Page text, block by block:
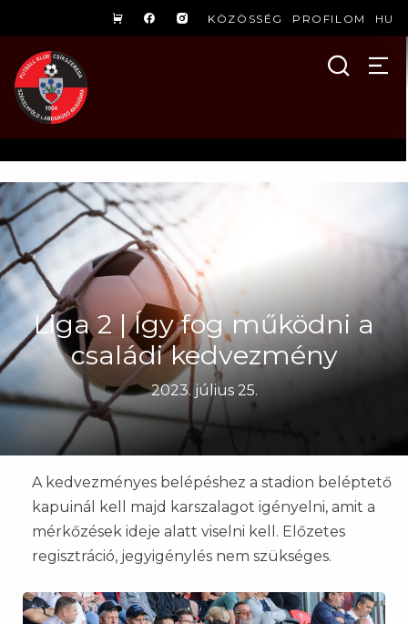
KÖZÖSSÉG PROFILOM HU
Liga 2 | Így fog működni a
családi kedvezmény
2023. július 25.
A kedvezményes belépéshez a stadion beléptető
kapuinál kell majd karszalagot igényelni, amit a
mérkőzések ideje alatt viselni kell. Előzetes
regisztráció, jegyigénylés nem szükséges.